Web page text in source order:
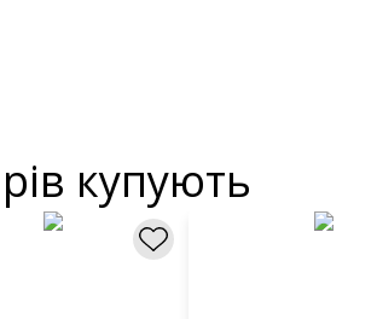
купують